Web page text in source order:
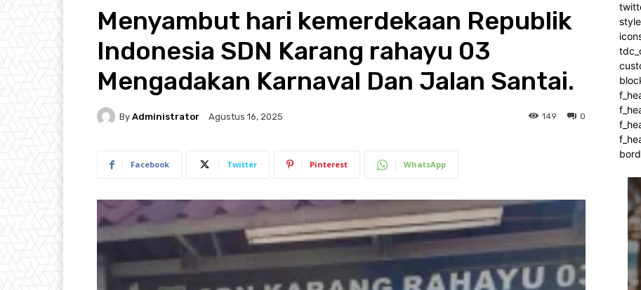
Menyambut hari kemerdekaan Republik
Indonesia SDN Karang rahayu 03
Mengadakan Karnaval Dan Jalan Santai.
By Administrator Agustus 16, 2025 0
149
Facebook Twitter Pinterest WhatsApp